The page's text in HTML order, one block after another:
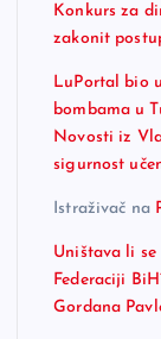
Konkurs za
zakonit
LuPortal bio
bombama u
Novosti iz
sigurnost
Istraživač na
Uništava li
Federaciji
Gordana